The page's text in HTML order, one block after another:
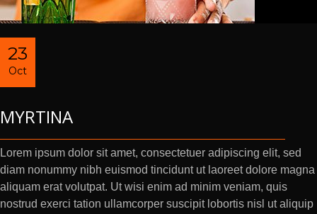
23
Oct
MYRTINA
Lorem ipsum dolor sit amet, consectetuer adipiscing elit, sed
diam nonummy nibh euismod tincidunt ut laoreet dolore magna
aliquam erat volutpat. Ut wisi enim ad minim veniam, quis
nostrud exerci tation ullamcorper suscipit lobortis nisl ut aliquip